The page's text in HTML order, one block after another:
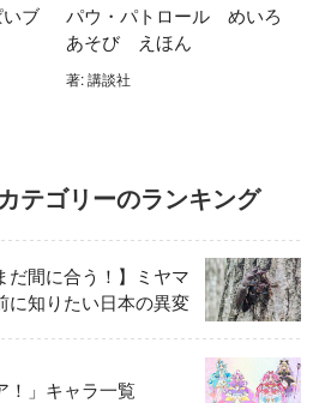
ブ
パウ・パトロール めいろ
あそび えほん
著: 講談社
テゴリーのランキング
だ間に合う！】ミヤマ
に知りたい日本の異変
！」キャラ一覧